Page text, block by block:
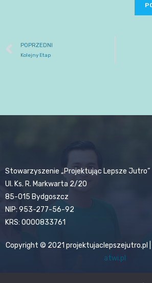
POPRZEDNI
Kolejny Etap
Stowarzyszenie „Projektując Lepsze Jutro”
Ul. Ks. R. Markwarta 2/20
85-015 Bydgoszcz
NIP: 953-277-56-92
KRS: 0000833761
Copyright © 2021 projektujaclepszejutro.pl
atwi.pl